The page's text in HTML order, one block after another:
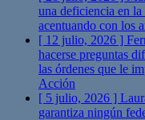
una deficiencia en
acentuando con los
[ 12 julio, 2026 ]
hacerse preguntas
las órdenes que le
Acción
[ 5 julio, 2026 ]
garantiza ningún